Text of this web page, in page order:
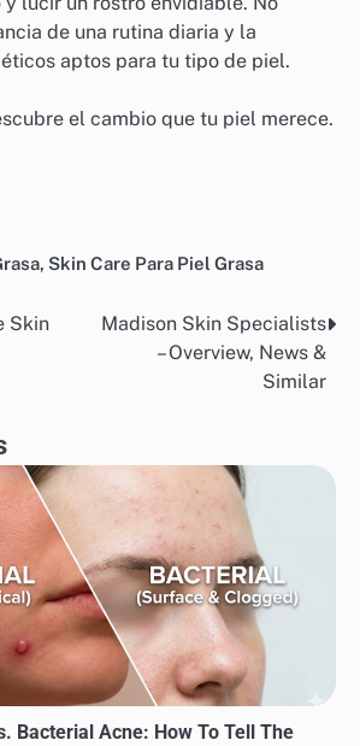
de una rutina diaria y la
aptos para tu tipo de piel.
el cambio que tu piel merece.
, Skin Care Para Piel Grasa
Skin
Madison Skin Specialists
– Overview, News &
Similar
Bacterial Acne: How To Tell The